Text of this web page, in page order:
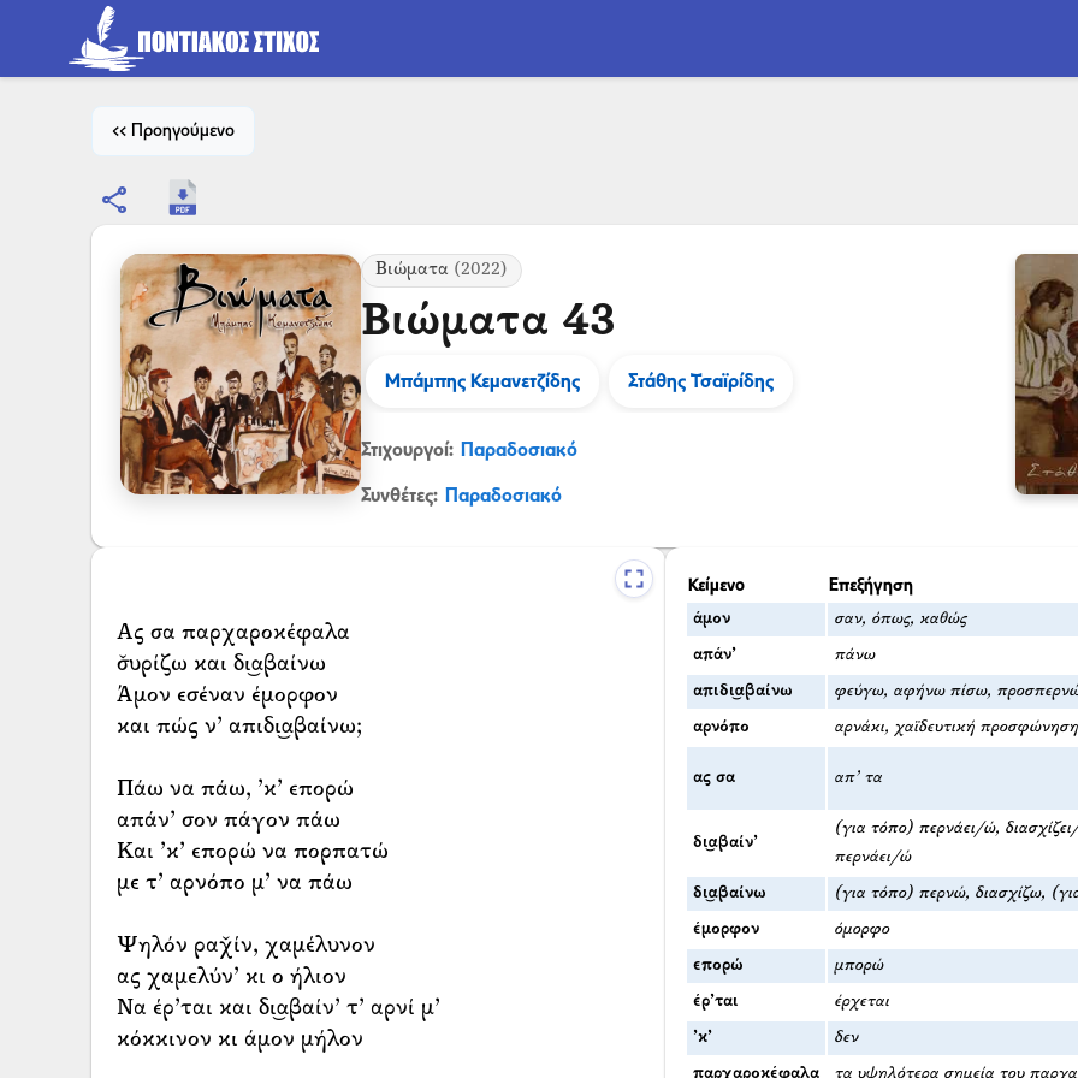
<< Προηγούμενο
share
Βιώματα (2022)
Βιώματα 43
Μπάμπης Κεμανετζίδης Στάθης Τσαϊρίδης
Στιχουργοί: Παραδοσιακό
Συνθέτες: Παραδοσιακό
Ας σα παρχαροκέφαλα
σ̌υρίζω και δι͜αβαίνω
Άμον εσέναν έμορφον
και πώς ν’ απιδι͜αβαίνω;
Πάω να πάω, ’κ’ επορώ
απάν’ σον πάγον πάω
Και ’κ’ επορώ να πορπατώ
με τ’ αρνόπο μ’ να πάω
Ψηλόν ραχ̌ίν, χαμέλυνον
ας χαμελύν’ κι ο ήλιον
Να έρ’ται και δι͜αβαίν’ τ’ αρνί μ’
κόκκινον κι άμον μήλον
Κείμενο Επεξήγηση
άμον σαν, όπως, καθώς
απάν’ πάνω
απιδι͜αβαίνω φεύγω, αφήνω πίσω,
αρνόπο αρνάκι, χαϊδευτική
ας σα απ’ τα
δι͜αβαίν’
(για τόπο) περνάει/ώ,
περνάει/ώ
δι͜αβαίνω (για τόπο) περνώ, διασχίζω,
έμορφον όμορφο
επορώ μπορώ
έρ’ται έρχεται
’κ’ δεν
παρχαροκέφαλα τα υψηλότερα σημεία του